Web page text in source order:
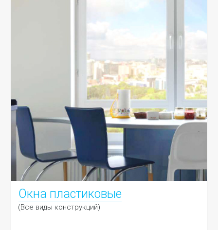
Окна пластиковые
(Все виды конструкций)